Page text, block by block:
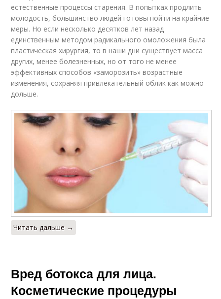
естественные процессы старения. В попытках продлить
молодость, большинство людей готовы пойти на крайние
меры. Но если несколько десятков лет назад
единственным методом радикального омоложения была
пластическая хирургия, то в наши дни существует масса
других, менее болезненных, но от того не менее
эффективных способов «заморозить» возрастные
изменения, сохраняя привлекательный облик как можно
дольше.
Читать дальше →
Вред ботокса для лица.
Косметические процедуры